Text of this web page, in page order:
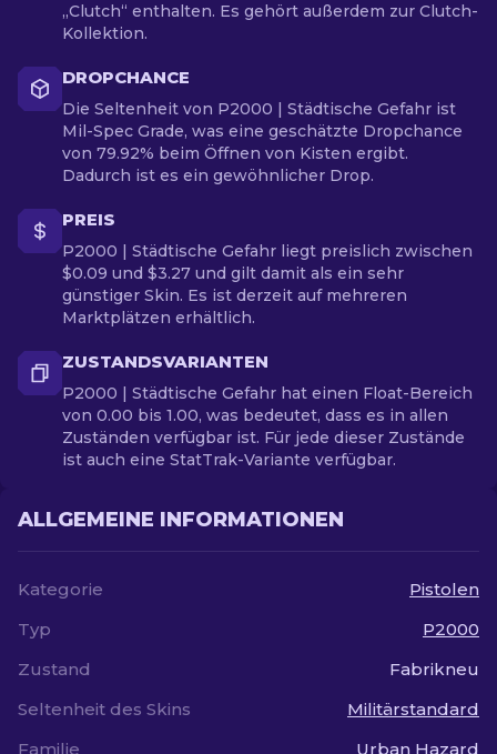
„Clutch“ enthalten. Es gehört außerdem zur Clutch-
Kollektion.
DROPCHANCE
Die Seltenheit von P2000 | Städtische Gefahr ist
Mil-Spec Grade, was eine geschätzte Dropchance
von 79.92% beim Öffnen von Kisten ergibt.
Dadurch ist es ein gewöhnlicher Drop.
PREIS
P2000 | Städtische Gefahr liegt preislich zwischen
$0.09 und $3.27 und gilt damit als ein sehr
günstiger Skin. Es ist derzeit auf mehreren
Marktplätzen erhältlich.
ZUSTANDSVARIANTEN
P2000 | Städtische Gefahr hat einen Float-Bereich
von 0.00 bis 1.00, was bedeutet, dass es in allen
Zuständen verfügbar ist. Für jede dieser Zustände
ist auch eine StatTrak-Variante verfügbar.
ALLGEMEINE INFORMATIONEN
Kategorie
Pistolen
Typ
P2000
Zustand
Fabrikneu
Seltenheit des Skins
Militärstandard
Familie
Urban Hazard